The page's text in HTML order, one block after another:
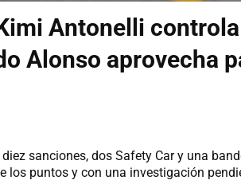
Antonelli
Alonso aprovecha
sanciones, dos Safety Car y una
los puntos y con una investigación